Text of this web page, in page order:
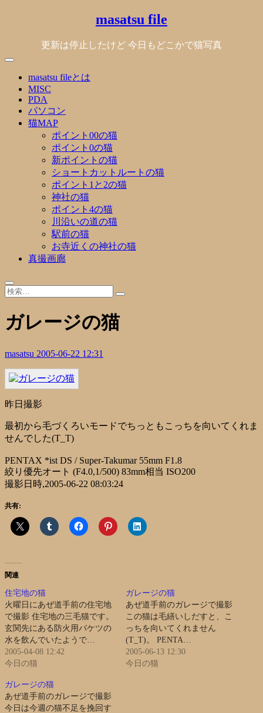
masatsu file
更新は停止したけど 今日もどこかで猫写真
masatsu fileとは
MISC
PDA
パソコン
猫MAP
ポイント00の猫
ポイント0の猫
新ポイントの猫
ショートカットルートの猫
ポイント1と2の猫
神社の猫
ポイント4の猫
川沿いの道の猫
駅前の猫
お寺近くの神社の猫
真撮画廊
ガレージの猫
masatsu 2005-06-22 12:31
昨日撮影
最初から毛づくろいモードでちっともこっちを向いてくれま
せんでした(T_T)
PENTAX *ist DS / Super-Takumar 55mm F1.8
絞り優先オート (F4.0,1/500) 83mm相当 ISO200
撮影日時,2005-06-22 08:03:24
共有:
関連
住宅地の猫
火曜日にあぜ道手前の住宅地
で撮影 住宅地の三毛猫です。
玄関先にある防火用バケツの
水を飲んでいたようで…
2005-04-08 12:42
今日の猫
ガレージの猫
あぜ道手前のガレージで撮影
この猫は毛繕いしだすと、こ
っちを向いてくれません
(T_T)。 PENTA…
2005-06-13 12:30
今日の猫
ガレージの猫
あぜ道手前のガレージで撮影
今日は今週の猫不足を挽回す